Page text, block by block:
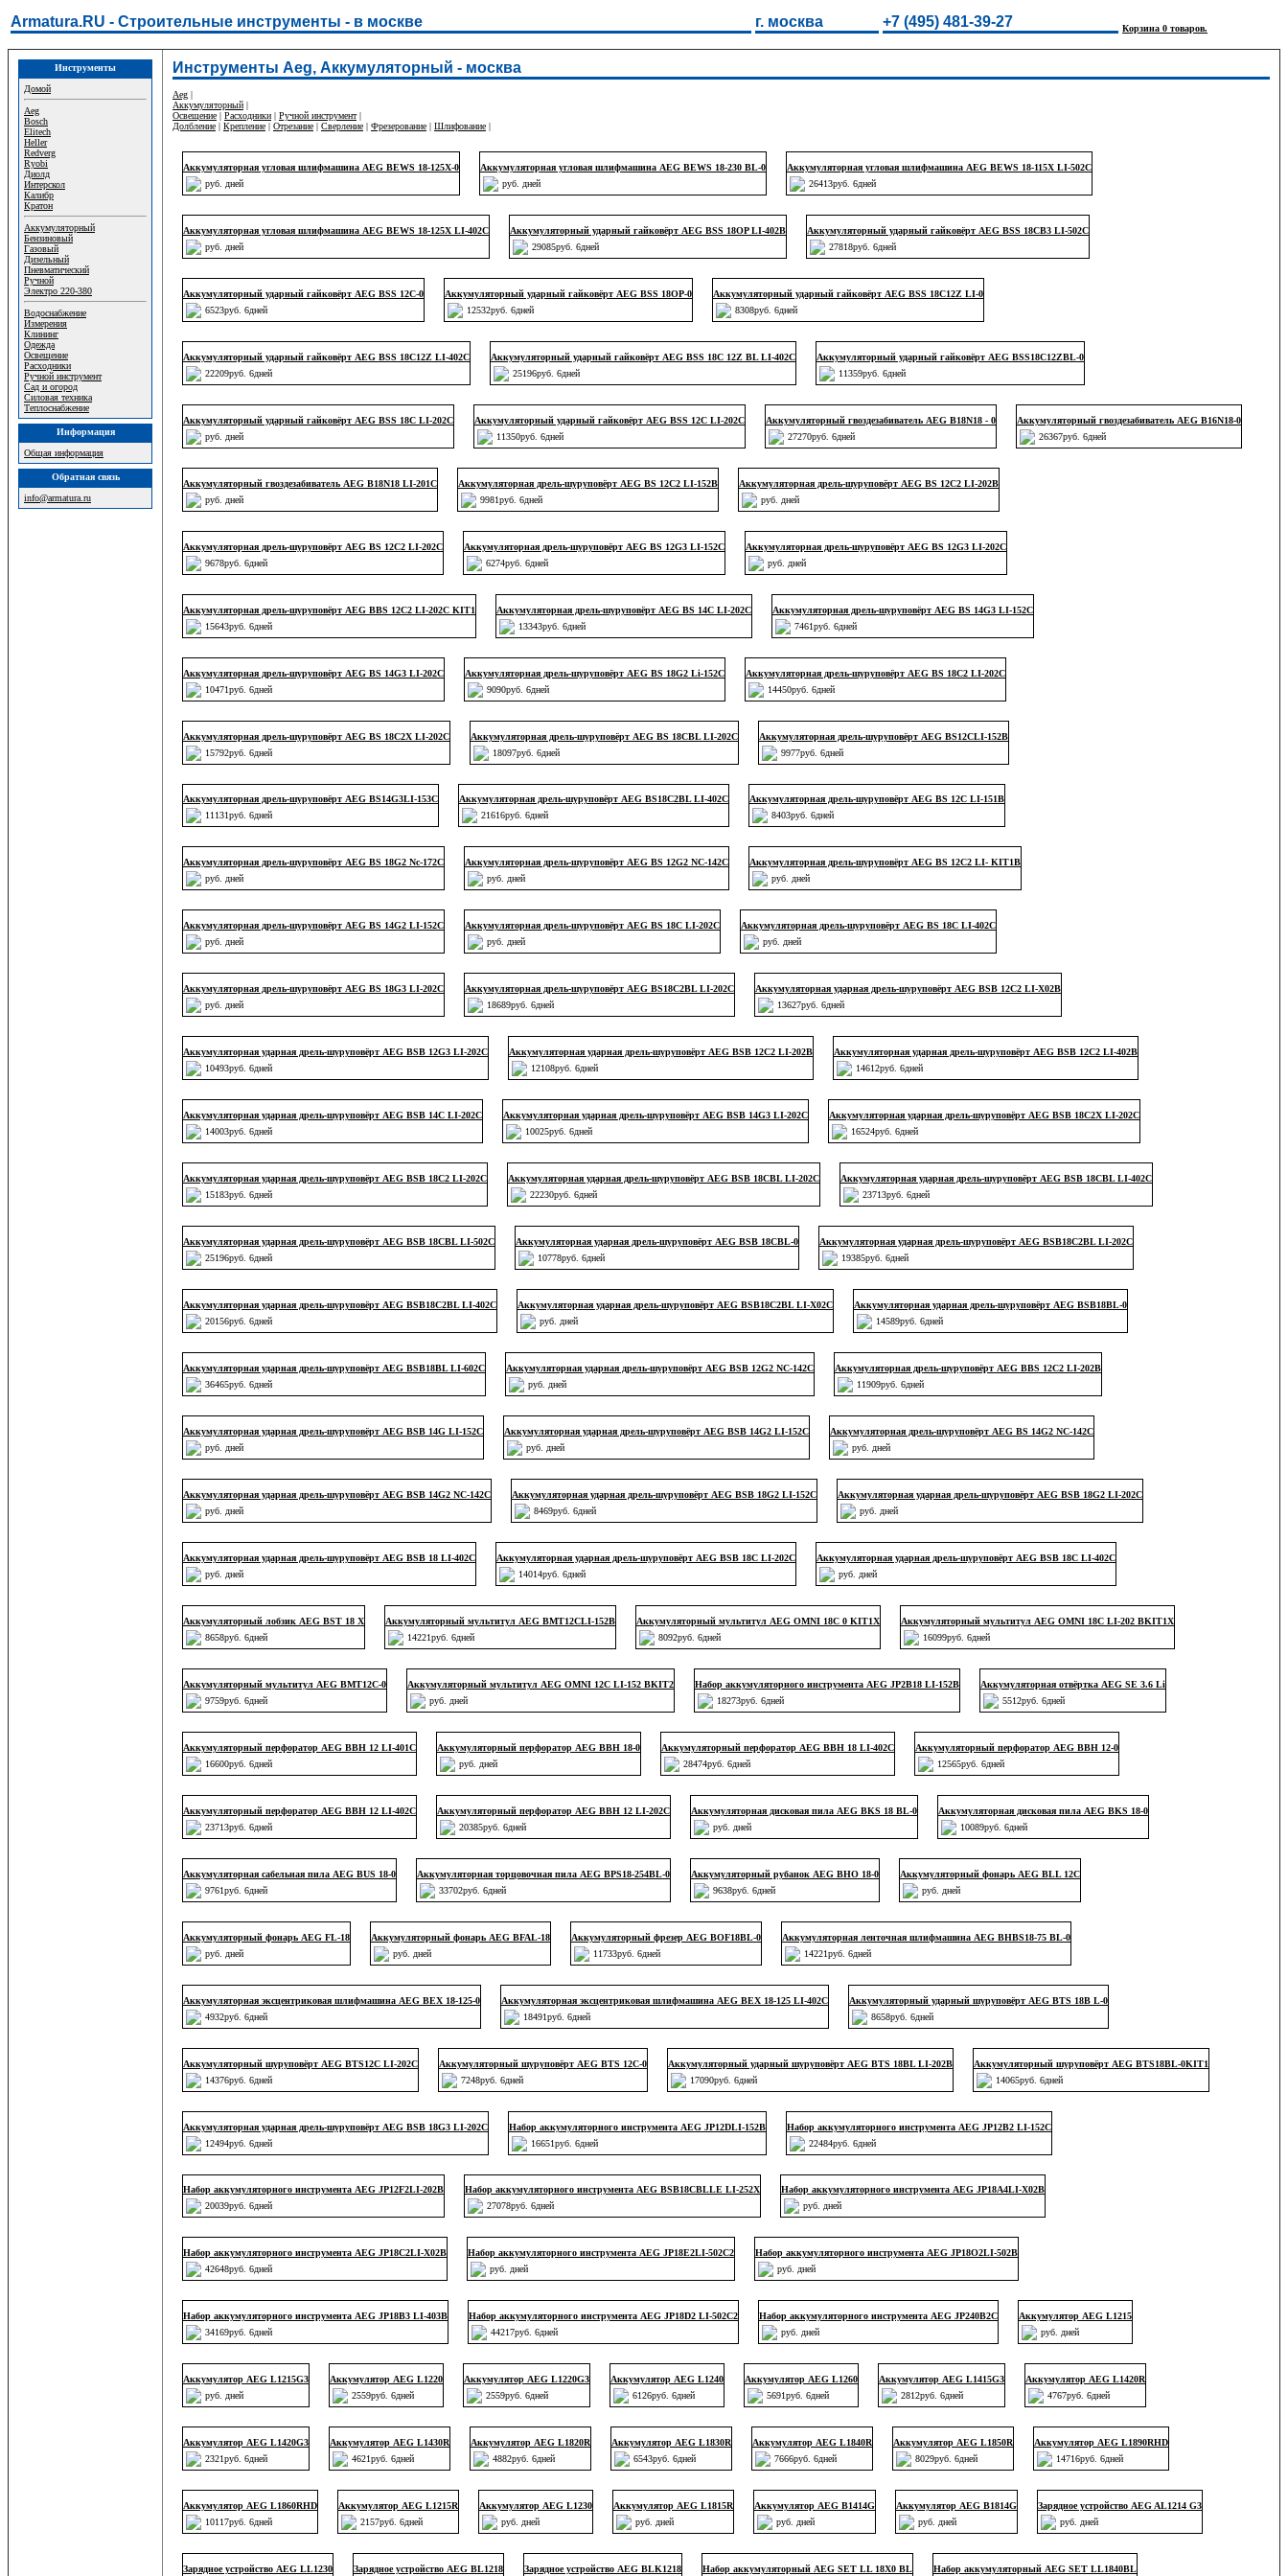
Armatura.RU - Строительные инструменты - в москве г. москва +7 (495) 481-39-27 Корзина 0 товаров.
Инструменты
Домой
Aeg
Bosch
Elitech
Heller
Redverg
Ryobi
Диолд
Интерскол
Калибр
Кратон
Аккумуляторный
Бензиновый
Газовый
Дизельный
Пневматический
Ручной
Электро 220-380
Водоснабжение
Измерения
Клининг
Одежда
Освещение
Расходники
Ручной инструмент
Сад и огород
Силовая техника
Теплоснабжение
Информация
Общая информация
Обратная связь
info@armatura.ru
Инструменты Aeg, Аккумуляторный - москва
Aeg |
Аккумуляторный |
Освещение | Расходники | Ручной инструмент|
Долбление | Крепление | Отрезание | Сверление | Фрезерование | Шлифование |
Аккумуляторная угловая шлифмашина AEG BEWS 18-125X-0
руб. дней
Аккумуляторная угловая шлифмашина AEG BEWS 18-230 BL-0
руб. дней
Аккумуляторная угловая шлифмашина AEG BEWS 18-115X LI-502C
26413руб. 6дней
Аккумуляторная угловая шлифмашина AEG BEWS 18-125Х LI-402C
руб. дней
Аккумуляторный ударный гайковёрт AEG BSS 18OP LI-402B
29085руб. 6дней
Аккумуляторный ударный гайковёрт AEG BSS 18CB3 LI-502C
27818руб. 6дней
Аккумуляторный ударный гайковёрт AEG BSS 12C-0
6523руб. 6дней
Аккумуляторный ударный гайковёрт AEG BSS 18OP-0
12532руб. 6дней
Аккумуляторный ударный гайковёрт AEG BSS 18C12Z LI-0
8308руб. 6дней
Аккумуляторный ударный гайковёрт AEG BSS 18C12Z LI-402C
22209руб. 6дней
Аккумуляторный ударный гайковёрт AEG BSS 18C 12Z BL LI-402C
25196руб. 6дней
Аккумуляторный ударный гайковёрт AEG BSS18C12ZBL-0
11359руб. 6дней
Аккумуляторный ударный гайковёрт AEG BSS 18C LI-202C
руб. дней
Аккумуляторный ударный гайковёрт AEG BSS 12C LI-202C
11350руб. 6дней
Аккумуляторный гвоздезабиватель AEG B18N18 - 0
27270руб. 6дней
Аккумуляторный гвоздезабиватель AEG B16N18-0
26367руб. 6дней
Аккумуляторный гвоздезабиватель AEG B18N18 LI-201C
руб. дней
Аккумуляторная дрель-шуруповёрт AEG BS 12C2 LI-152B
9981руб. 6дней
Аккумуляторная дрель-шуруповёрт AEG BS 12C2 LI-202B
руб. дней
Аккумуляторная дрель-шуруповёрт AEG BS 12C2 LI-202C
9678руб. 6дней
Аккумуляторная дрель-шуруповёрт AEG BS 12G3 LI-152C
6274руб. 6дней
Аккумуляторная дрель-шуруповёрт AEG BS 12G3 LI-202C
руб. дней
Аккумуляторная дрель-шуруповёрт AEG BBS 12C2 LI-202C KIT1
15643руб. 6дней
Аккумуляторная дрель-шуруповёрт AEG BS 14C LI-202C
13343руб. 6дней
Аккумуляторная дрель-шуруповёрт AEG BS 14G3 LI-152C
7461руб. 6дней
Аккумуляторная дрель-шуруповёрт AEG BS 14G3 LI-202C
10471руб. 6дней
Аккумуляторная дрель-шуруповёрт AEG BS 18G2 Li-152C
9090руб. 6дней
Аккумуляторная дрель-шуруповёрт AEG BS 18C2 LI-202C
14450руб. 6дней
Аккумуляторная дрель-шуруповёрт AEG BS 18C2X LI-202C
15792руб. 6дней
Аккумуляторная дрель-шуруповёрт AEG BS 18CBL LI-202C
18097руб. 6дней
Аккумуляторная дрель-шуруповёрт AEG BS12CLI-152B
9977руб. 6дней
Аккумуляторная дрель-шуруповёрт AEG BS14G3LI-153C
11131руб. 6дней
Аккумуляторная дрель-шуруповёрт AEG BS18C2BL LI-402C
21616руб. 6дней
Аккумуляторная дрель-шуруповёрт AEG BS 12C LI-151B
8403руб. 6дней
Аккумуляторная дрель-шуруповёрт AEG BS 18G2 Nc-172C
руб. дней
Аккумуляторная дрель-шуруповёрт AEG BS 12G2 NC-142С
руб. дней
Аккумуляторная дрель-шуруповёрт AEG BS 12C2 LI- KIT1В
руб. дней
Аккумуляторная дрель-шуруповёрт AEG BS 14G2 LI-152C
руб. дней
Аккумуляторная дрель-шуруповёрт AEG BS 18C LI-202C
руб. дней
Аккумуляторная дрель-шуруповёрт AEG BS 18C LI-402C
руб. дней
Аккумуляторная дрель-шуруповёрт AEG BS 18G3 LI-202C
руб. дней
Аккумуляторная дрель-шуруповёрт AEG BS18C2BL LI-202C
18689руб. 6дней
Аккумуляторная ударная дрель-шуруповёрт AEG BSB 12C2 LI-X02B
13627руб. 6дней
Аккумуляторная ударная дрель-шуруповёрт AEG BSB 12G3 LI-202C
10493руб. 6дней
Аккумуляторная ударная дрель-шуруповёрт AEG BSB 12C2 LI-202B
12108руб. 6дней
Аккумуляторная ударная дрель-шуруповёрт AEG BSB 12C2 LI-402B
14612руб. 6дней
Аккумуляторная ударная дрель-шуруповёрт AEG BSB 14C LI-202C
14003руб. 6дней
Аккумуляторная ударная дрель-шуруповёрт AEG BSB 14G3 LI-202C
10025руб. 6дней
Аккумуляторная ударная дрель-шуруповёрт AEG BSB 18C2X LI-202C
16524руб. 6дней
Аккумуляторная ударная дрель-шуруповёрт AEG BSB 18C2 LI-202C
15183руб. 6дней
Аккумуляторная ударная дрель-шуруповёрт AEG BSB 18CBL LI-202C
22230руб. 6дней
Аккумуляторная ударная дрель-шуруповёрт AEG BSB 18CBL LI-402C
23713руб. 6дней
Аккумуляторная ударная дрель-шуруповёрт AEG BSB 18CBL LI-502C
25196руб. 6дней
Аккумуляторная ударная дрель-шуруповёрт AEG BSB 18CBL-0
10778руб. 6дней
Аккумуляторная ударная дрель-шуруповёрт AEG BSB18C2BL LI-202C
19385руб. 6дней
Аккумуляторная ударная дрель-шуруповёрт AEG BSB18C2BL LI-402C
20156руб. 6дней
Аккумуляторная ударная дрель-шуруповёрт AEG BSB18C2BL LI-X02C
руб. дней
Аккумуляторная ударная дрель-шуруповёрт AEG BSB18BL-0
14589руб. 6дней
Аккумуляторная ударная дрель-шуруповёрт AEG BSB18BL LI-602C
36465руб. 6дней
Аккумуляторная ударная дрель-шуруповёрт AEG BSB 12G2 NC-142С
руб. дней
Аккумуляторная дрель-шуруповёрт AEG BBS 12C2 LI-202B
11909руб. 6дней
Аккумуляторная ударная дрель-шуруповёрт AEG BSB 14G LI-152C
руб. дней
Аккумуляторная ударная дрель-шуруповёрт AEG BSB 14G2 LI-152C
руб. дней
Аккумуляторная дрель-шуруповёрт AEG BS 14G2 NC-142С
руб. дней
Аккумуляторная ударная дрель-шуруповёрт AEG BSB 14G2 NC-142С
руб. дней
Аккумуляторная ударная дрель-шуруповёрт AEG BSB 18G2 LI-152C
8469руб. 6дней
Аккумуляторная ударная дрель-шуруповёрт AEG BSB 18G2 LI-202C
руб. дней
Аккумуляторная ударная дрель-шуруповёрт AEG BSB 18 LI-402C
руб. дней
Аккумуляторная ударная дрель-шуруповёрт AEG BSB 18C LI-202C
14014руб. 6дней
Аккумуляторная ударная дрель-шуруповёрт AEG BSB 18C LI-402C
руб. дней
Аккумуляторный лобзик AEG BST 18 X
8658руб. 6дней
Аккумуляторный мультитул AEG BMT12CLI-152B
14221руб. 6дней
Аккумуляторный мультитул AEG OMNI 18C 0 KIT1X
8092руб. 6дней
Аккумуляторный мультитул AEG OMNI 18C LI-202 BKIT1X
16099руб. 6дней
Аккумуляторный мультитул AEG BMT12C-0
9759руб. 6дней
Аккумуляторный мультитул AEG OMNI 12C LI-152 BKIT2
руб. дней
Набор аккумуляторного инструмента AEG JP2B18 LI-152B
18273руб. 6дней
Аккумуляторная отвёртка AEG SE 3.6 Li
5512руб. 6дней
Аккумуляторный перфоратор AEG BBH 12 LI-401C
16600руб. 6дней
Аккумуляторный перфоратор AEG BBH 18-0
руб. дней
Аккумуляторный перфоратор AEG BBH 18 LI-402C
28474руб. 6дней
Аккумуляторный перфоратор AEG BBH 12-0
12565руб. 6дней
Аккумуляторный перфоратор AEG BBH 12 LI-402C
23713руб. 6дней
Аккумуляторный перфоратор AEG BBH 12 LI-202C
20385руб. 6дней
Аккумуляторная дисковая пила AEG BKS 18 BL-0
руб. дней
Аккумуляторная дисковая пила AEG BKS 18-0
10089руб. 6дней
Аккумуляторная сабельная пила AEG BUS 18-0
9761руб. 6дней
Аккумуляторная торцовочная пила AEG BPS18-254BL-0
33702руб. 6дней
Аккумуляторный рубанок AEG BHO 18-0
9638руб. 6дней
Аккумуляторный фонарь AEG BLL 12C
руб. дней
Аккумуляторный фонарь AEG FL-18
руб. дней
Аккумуляторный фонарь AEG BFAL-18
руб. дней
Аккумуляторный фрезер AEG BOF18BL-0
11733руб. 6дней
Аккумуляторная ленточная шлифмашина AEG BHBS18-75 BL-0
14221руб. 6дней
Аккумуляторная эксцентриковая шлифмашина AEG BEX 18-125-0
4932руб. 6дней
Аккумуляторная эксцентриковая шлифмашина AEG BEX 18-125 LI-402C
18491руб. 6дней
Аккумуляторный ударный шуруповёрт AEG BTS 18B L-0
8658руб. 6дней
Аккумуляторный шуруповёрт AEG BTS12C LI-202C
14376руб. 6дней
Аккумуляторный шуруповёрт AEG BTS 12C-0
7248руб. 6дней
Аккумуляторный ударный шуруповёрт AEG BTS 18BL LI-202B
17090руб. 6дней
Аккумуляторный шуруповёрт AEG BTS18BL-0KIT1
14065руб. 6дней
Аккумуляторная ударная дрель-шуруповёрт AEG BSB 18G3 LI-202C
12494руб. 6дней
Набор аккумуляторного инструмента AEG JP12DLI-152B
16651руб. 6дней
Набор аккумуляторного инструмента AEG JP12B2 LI-152C
22484руб. 6дней
Набор аккумуляторного инструмента AEG JP12F2LI-202B
20039руб. 6дней
Набор аккумуляторного инструмента AEG BSB18CBLLE LI-252X
27078руб. 6дней
Набор аккумуляторного инструмента AEG JP18A4LI-X02B
руб. дней
Набор аккумуляторного инструмента AEG JP18C2LI-X02B
42648руб. 6дней
Набор аккумуляторного инструмента AEG JP18E2LI-502C2
руб. дней
Набор аккумуляторного инструмента AEG JP18O2LI-502B
руб. дней
Набор аккумуляторного инструмента AEG JP18B3 LI-403B
34169руб. 6дней
Набор аккумуляторного инструмента AEG JP18D2 LI-502C2
44217руб. 6дней
Набор аккумуляторного инструмента AEG JP240B2C
руб. дней
Аккумулятор AEG L1215
руб. дней
Аккумулятор AEG L1215G3
руб. дней
Аккумулятор AEG L1220
2559руб. 6дней
Аккумулятор AEG L1220G3
2559руб. 6дней
Аккумулятор AEG L1240
6126руб. 6дней
Аккумулятор AEG L1260
5691руб. 6дней
Аккумулятор AEG L1415G3
2812руб. 6дней
Аккумулятор AEG L1420R
4767руб. 6дней
Аккумулятор AEG L1420G3
2321руб. 6дней
Аккумулятор AEG L1430R
4621руб. 6дней
Аккумулятор AEG L1820R
4882руб. 6дней
Аккумулятор AEG L1830R
6543руб. 6дней
Аккумулятор AEG L1840R
7666руб. 6дней
Аккумулятор AEG L1850R
8029руб. 6дней
Аккумулятор AEG L1890RHD
14716руб. 6дней
Аккумулятор AEG L1860RHD
10117руб. 6дней
Аккумулятор AEG L1215R
2157руб. 6дней
Аккумулятор AEG L1230
руб. дней
Аккумулятор AEG L1815R
руб. дней
Аккумулятор AEG B1414G
руб. дней
Аккумулятор AEG B1814G
руб. дней
Зарядное устройство AEG AL1214 G3
руб. дней
Зарядное устройство AEG LL1230 Зарядное устройство AEG BL1218 Зарядное устройство AEG BLK1218 Набор аккумуляторный AEG SET LL 18X0 BL Набор аккумуляторный AEG SET LL1840BL